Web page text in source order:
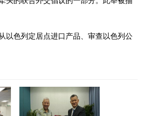
色列定居点进口产品、审查以色列公